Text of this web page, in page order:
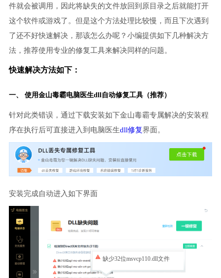
件就会被调用，因此将缺失的文件放回到原目录之后就能打开
这个软件或游戏了。但是这个方法处理比较慢，而且下次遇到
了还不好快速解决，那该怎么办呢？小编提供如下几种解决方
法，推荐使用专业的修复工具来解决同样的问题。
快速解决方法如下：
一、 使用金山毒霸电脑医生dll自动修复工具（推荐）
针对此类错误，通过下载安装如下金山毒霸专属解决的安装程
序在执行后可直接进入到电脑医生dll修复界面。
安装完成自动进入如下界面
缺少32位msvcp110.dll文件